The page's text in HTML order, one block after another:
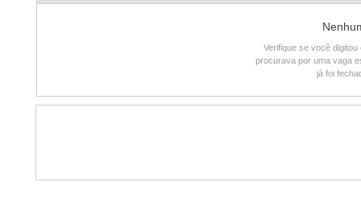
Verifique se você
procurava por uma vaga
já foi